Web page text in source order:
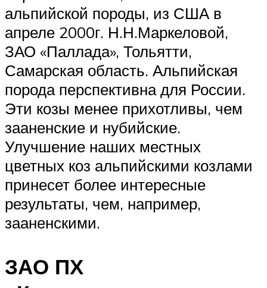
альпийской породы, из США в
апреле 2000г. Н.Н.Маркеловой,
ЗАО «Паллада», Тольятти,
Самарская область. Альпийская
порода перспективна для России.
Эти козы менее прихотливы, чем
зааненские и нубийские.
Улучшение наших местных
цветных коз альпийскими козлами
принесет более интересные
результаты, чем, например,
зааненскими.
ЗАО ПХ